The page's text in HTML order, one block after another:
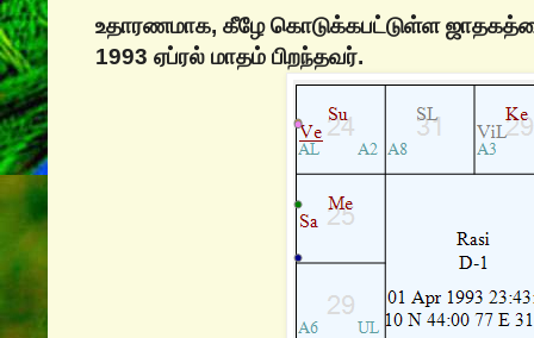
உதாரணமாக, கீழே கொடுக்கபட்டுள்ள
1993 ஏப்ரல் மாதம் பிறந்தவர்.